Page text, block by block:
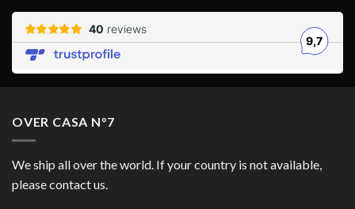
OVER CASA N°7
We ship all over the world. If your country is not available,
please contact us.